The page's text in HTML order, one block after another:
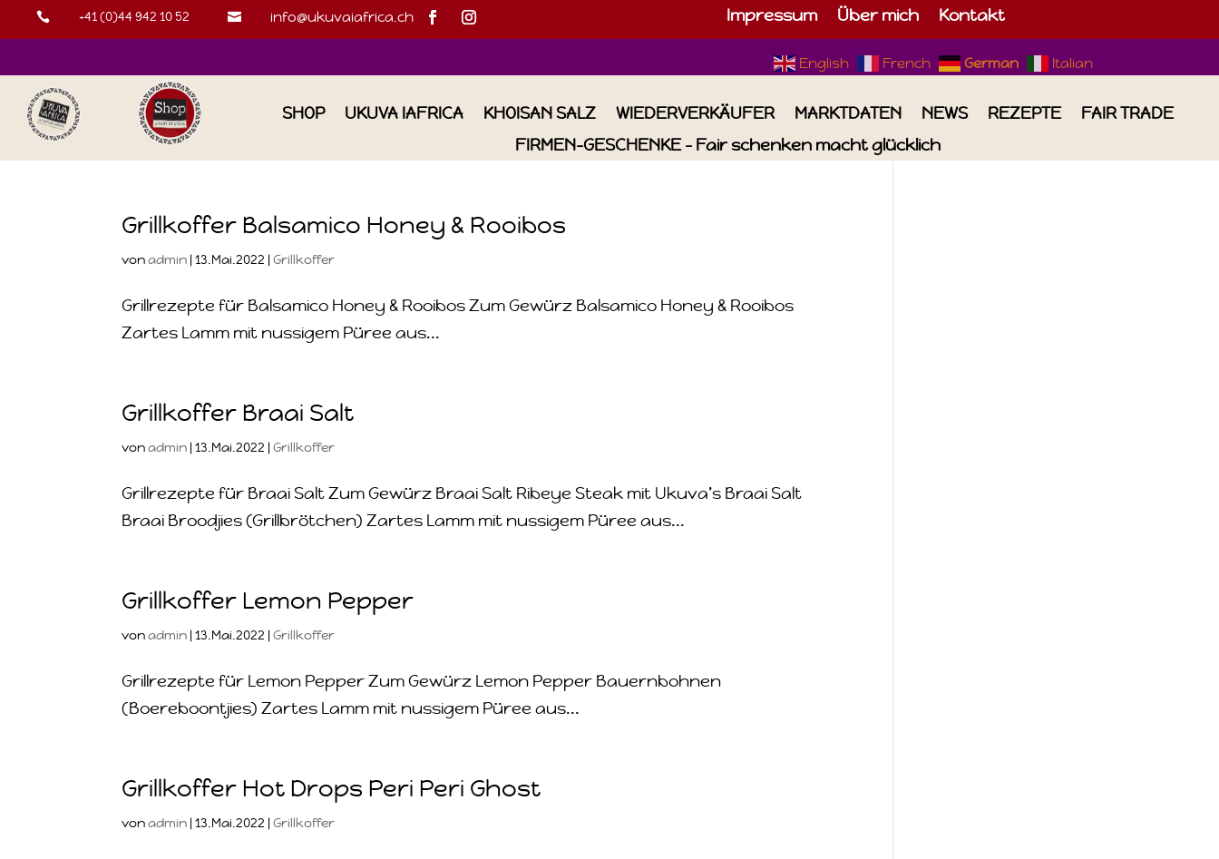
 +41 (0)44 942 10 52  info@ukuvaiafrica.ch Impressum Über mich Kontakt
English French German Italian
SHOP UKUVA IAFRICA KHOISAN SALZ WIEDERVERKÄUFER MARKTDATEN NEWS REZEPTE
FAIR TRADE
FIRMEN-GESCHENKE – Fair schenken macht glücklich
Grillkoffer Balsamico Honey & Rooibos
vonadmin |13.Mai.2022 |Grillkoffer
Grillrezepte für Balsamico Honey & Rooibos Zum Gewürz Balsamico Honey & Rooibos
Zartes Lamm mit nussigem Püree aus...
Grillkoffer Braai Salt
vonadmin |13.Mai.2022 |Grillkoffer
Grillrezepte für Braai Salt Zum Gewürz Braai Salt Ribeye Steak mit Ukuva’s Braai Salt
Braai Broodjies (Grillbrötchen) Zartes Lamm mit nussigem Püree aus...
Grillkoffer Lemon Pepper
vonadmin |13.Mai.2022 |Grillkoffer
Grillrezepte für Lemon Pepper Zum Gewürz Lemon Pepper Bauernbohnen
(Boereboontjies) Zartes Lamm mit nussigem Püree aus...
Grillkoffer Hot Drops Peri Peri Ghost
vonadmin |13.Mai.2022 |Grillkoffer